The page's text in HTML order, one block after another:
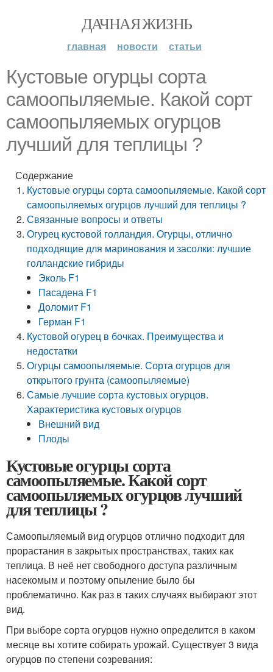
ДАЧНАЯ ЖИЗНЬ
главная новости статьи
Кустовые огурцы сорта
самоопыляемые. Какой сорт
самоопыляемых огурцов
лучший для теплицы ?
Содержание
Кустовые огурцы сорта самоопыляемые. Какой сорт
самоопыляемых огурцов лучший для теплицы ?
Связанные вопросы и ответы
Огурец кустовой голландия. Огурцы, отлично
подходящие для маринования и засолки: лучшие
голландские гибриды
Эколь F1
Пасадена F1
Доломит F1
Герман F1
Кустовой огурец в бочках. Преимущества и
недостатки
Огурцы самоопыляемые. Сорта огурцов для
открытого грунта (самоопыляемые)
Самые лучшие сорта кустовых огурцов.
Характеристика кустовых огурцов
Внешний вид
Плоды
Кустовые огурцы сорта
самоопыляемые. Какой сорт
самоопыляемых огурцов лучший
для теплицы ?
Самоопыляемый вид огурцов отлично подходит для
прорастания в закрытых пространствах, таких как
теплица. В неё нет свободного доступа различным
насекомым и поэтому опыление было бы
проблематично. Как раз в таких случаях выбирают этот
вид.
При выборе сорта огурцов нужно определится в каком
месяце вы хотите собирать урожай. Существует 3 вида
огурцов по степени созревания: